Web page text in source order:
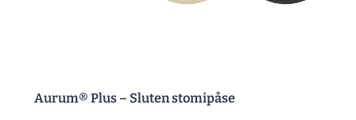
Aurum® Plus – Sluten stomipåse